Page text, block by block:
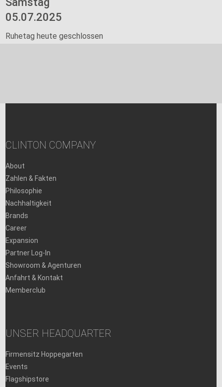
05.07.2025
Ruhetag heute geschlossen
CLINTON COMPANY
About
Zahlen & Fakten
Philosophie
Nachhaltigkeit
Brands
Career
Expansion
Partner Log-In
Showroom & Agenturen
Anfahrt & Kontakt
Memberclub
UNSER HEADQUARTER
Firmensitz Hoppegarten
Events
Flagshipstore